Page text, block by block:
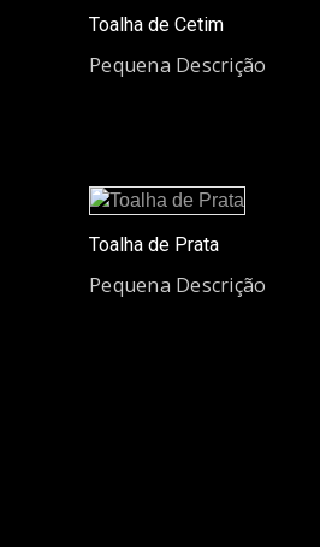
Toalha de Cetim
Pequena Descrição
Toalha de Prata
Pequena Descrição